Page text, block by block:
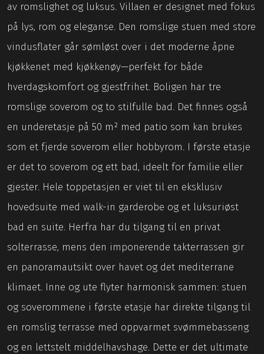
av romslighet og luksus. Villaen er designet med fokus
på lys, rom og eleganse. Den romslige stuen med store
vindusflater går sømløst over i det moderne åpne
kjøkkenet med kjøkkenøy—perfekt for både
hverdagskomfort og gjestfrihet. Boligen har tre
romslige soverom og to stilfulle bad. Det finnes også
en underetasje på 50 m² med patio som kan brukes
som et fjerde soverom eller hobbyrom. I første etasje
er det to soverom og ett bad, ideelt for familie eller
gjester. Hele toppetasjen er viet til en eksklusiv
hovedsuite med walk-in garderobe og et luksuriøst
bad en suite. Herfra har du tilgang til en privat
solterrasse, mens den imponerende takterrassen gir
en panoramautsikt over havet og det mediterrane
klimaet. Inne og ute flyter harmonisk sammen: stuen
og soverommene i første etasje har direkte tilgang til
en romslig terrasse med oppvarmet svømmebasseng
og en lettstelt middelhavshage. Dette er det ultimate